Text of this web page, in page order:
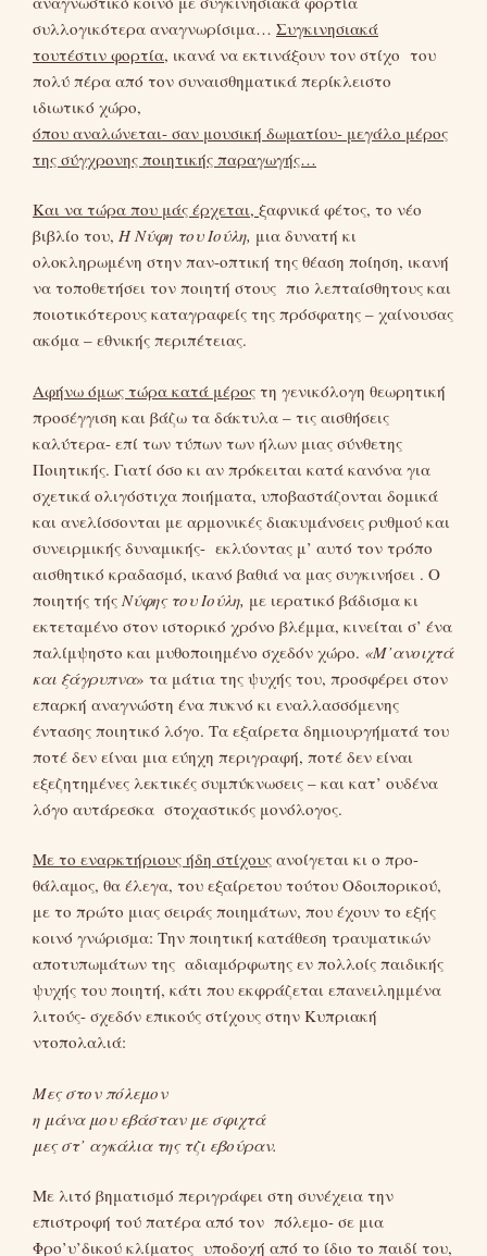
συλλογικότερα αναγνωρίσιμα… Συγκινησιακά
τουτέστιν φορτία, ικανά να εκτινάξουν τον στίχο του
πολύ πέρα από τον συναισθηματικά περίκλειστο
ιδιωτικό χώρο,
όπου αναλώνεται- σαν μουσική δωματίου- μεγάλο μέρος
της σύγχρονης ποιητικής παραγωγής…
Και να τώρα που μάς έρχεται, ξαφνικά φέτος, το νέο
βιβλίο του, Η Νύφη του Ιούλη, μια δυνατή κι
ολοκληρωμένη στην παν-οπτική της θέαση ποίηση, ικανή
να τοποθετήσει τον ποιητή στους πιο λεπταίσθητους και
ποιοτικότερους καταγραφείς της πρόσφατης – χαίνουσας
ακόμα – εθνικής περιπέτειας.
Αφήνω όμως τώρα κατά μέρος τη γενικόλογη θεωρητική
προσέγγιση και βάζω τα δάκτυλα – τις αισθήσεις
καλύτερα- επί των τύπων των ήλων μιας σύνθετης
Ποιητικής. Γιατί όσο κι αν πρόκειται κατά κανόνα για
σχετικά ολιγόστιχα ποιήματα, υποβαστάζονται δομικά
και ανελίσσονται με αρμονικές διακυμάνσεις ρυθμού και
συνειρμικής δυναμικής- εκλύοντας μ’ αυτό τον τρόπο
αισθητικό κραδασμό, ικανό βαθιά να μας συγκινήσει . Ο
ποιητής τής Νύφης του Ιούλη, με ιερατικό βάδισμα κι
εκτεταμένο στον ιστορικό χρόνο βλέμμα, κινείται σ’ ένα
παλίμψηστο και μυθοποιημένο σχεδόν χώρο. «Μ’ανοιχτά
και ξάγρυπνα» τα μάτια της ψυχής του, προσφέρει στον
επαρκή αναγνώστη ένα πυκνό κι εναλλασσόμενης
έντασης ποιητικό λόγο. Τα εξαίρετα δημιουργήματά του
ποτέ δεν είναι μια εύηχη περιγραφή, ποτέ δεν είναι
εξεζητημένες λεκτικές συμπύκνωσεις – και κατ’ ουδένα
λόγο αυτάρεσκα στοχαστικός μονόλογος.
Με το εναρκτήριους ήδη στίχους ανοίγεται κι ο προ-
θάλαμος, θα έλεγα, του εξαίρετου τούτου Οδοιπορικού,
με το πρώτο μιας σειράς ποιημάτων, που έχουν το εξής
κοινό γνώρισμα: Την ποιητική κατάθεση τραυματικών
αποτυπωμάτων της αδιαμόρφωτης εν πολλοίς παιδικής
ψυχής του ποιητή, κάτι που εκφράζεται επανειλημμένα
λιτούς- σχεδόν επικούς στίχους στην Κυπριακή
ντοπολαλιά:
Μες στον πόλεμον
η μάνα μου εβάσταν με σφιχτά
μες στ’ αγκάλια της τζι εβούραν.
Με λιτό βηματισμό περιγράφει στη συνέχεια την
επιστροφή τού πατέρα από τον πόλεμο- σε μια
Φρο’υ’δικού κλίματος υποδοχή από το ίδιο το παιδί του,